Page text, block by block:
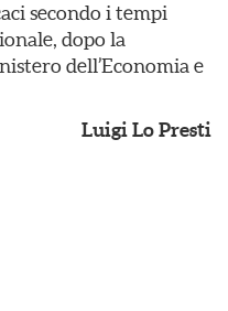
secondo i tempi
dopo la
dell’Economia e
Luigi Lo Presti